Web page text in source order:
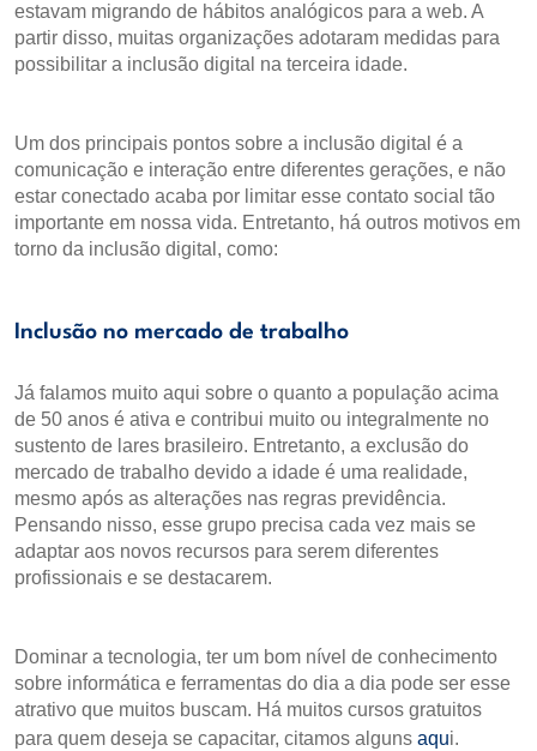
estavam migrando de hábitos analógicos para a web. A
partir disso, muitas organizações adotaram medidas para
possibilitar a inclusão digital na terceira idade.
Um dos principais pontos sobre a inclusão digital é a
comunicação e interação entre diferentes gerações, e não
estar conectado acaba por limitar esse contato social tão
importante em nossa vida. Entretanto, há outros motivos em
torno da inclusão digital, como:
Inclusão no mercado de trabalho
Já falamos muito aqui sobre o quanto a população acima
de 50 anos é ativa e contribui muito ou integralmente no
sustento de lares brasileiro. Entretanto, a exclusão do
mercado de trabalho devido a idade é uma realidade,
mesmo após as alterações nas regras previdência.
Pensando nisso, esse grupo precisa cada vez mais se
adaptar aos novos recursos para serem diferentes
profissionais e se destacarem.
Dominar a tecnologia, ter um bom nível de conhecimento
sobre informática e ferramentas do dia a dia pode ser esse
atrativo que muitos buscam. Há muitos cursos gratuitos
para quem deseja se capacitar, citamos alguns aqui.